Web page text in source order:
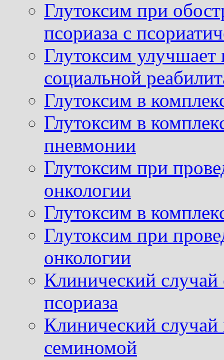
Глутоксим при
псориаза с
Глутоксим улучшает
социальной
Глутоксим в
Глутоксим в
пневмонии
Глутоксим при
онкологии
Глутоксим в
Глутоксим при
онкологии
Клинический случай
псориаза
Клинический
семиномой